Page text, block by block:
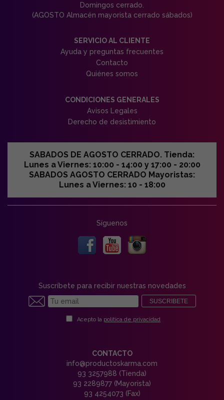
Domingos cerrado.
(AGOSTO Almacén mayorista cerrado sábados)
SERVICIO AL CLIENTE
Ayuda y preguntas frecuentes
Contacto
Quiénes somos
CONDICIONES GENERALES
Avisos Legales
Derecho de desistimiento
SABADOS DE AGOSTO CERRADO. Tienda:
Lunes a Viernes: 10:00 - 14:00 y 17:00 - 20:00
SABADOS AGOSTO CERRADO Mayoristas:
Lunes a Viernes: 10 - 18:00
Síguenos
Suscríbete para recibir nuestras novedades
SUSCRIBETE
Acepto la política de privacidad
CONTACTO
info@productoskarma.com
93 3257988 (Tienda)
93 2289877 (Mayorista)
93 4254073 (Fax)